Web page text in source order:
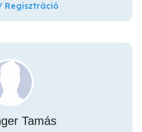
Regisztráció
Tamás